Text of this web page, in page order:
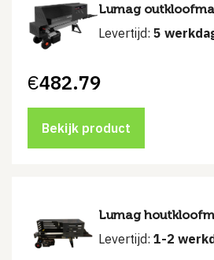
Lumag
Levertijd: 5
€482.79
Bekijk product
Lumag
Levertijd: 1-2